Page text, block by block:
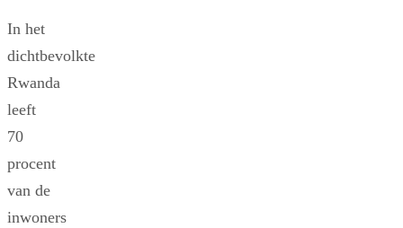
In het
dichtbevolkte
Rwanda
leeft
70
procent
van de
inwoners